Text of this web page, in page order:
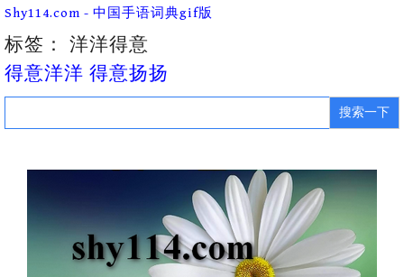
Skip
content
Shy114.com - 中国手语词典gif版
标签： 洋洋得意
得意洋洋 得意扬扬
Search